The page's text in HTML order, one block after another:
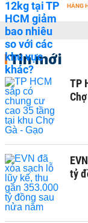
HÀNG
Tin mới
TP
tỷ